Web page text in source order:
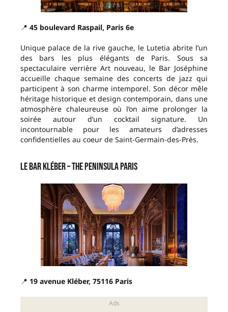
📍 45 boulevard Raspail, Paris 6e
Unique palace de la rive gauche, le Lutetia abrite l’un
des bars les plus élégants de Paris. Sous sa
spectaculaire verrière Art nouveau, le Bar Joséphine
accueille chaque semaine des concerts de jazz qui
participent à son charme intemporel. Son décor mêle
héritage historique et design contemporain, dans une
atmosphère chaleureuse où l’on aime prolonger la
soirée autour d’un cocktail signature. Un
incontournable pour les amateurs d’adresses
confidentielles au coeur de Saint-Germain-des-Près.
Le Bar Kléber – The Peninsula Paris
📍 19 avenue Kléber, 75116 Paris